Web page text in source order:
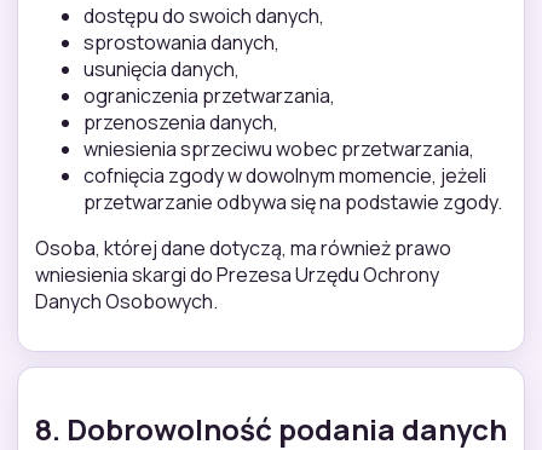
dostępu do swoich danych,
sprostowania danych,
usunięcia danych,
ograniczenia przetwarzania,
przenoszenia danych,
wniesienia sprzeciwu wobec przetwarzania,
cofnięcia zgody w dowolnym momencie, jeżeli
przetwarzanie odbywa się na podstawie zgody.
Osoba, której dane dotyczą, ma również prawo
wniesienia skargi do Prezesa Urzędu Ochrony
Danych Osobowych.
8. Dobrowolność podania danych